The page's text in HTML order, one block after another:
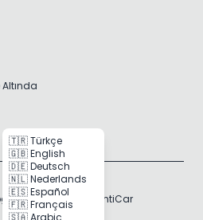
Bilişim A.Ş. | RentiCar
🇹🇷 Türkçe
🇬🇧 English
🇩🇪 Deutsch
🇳🇱 Nederlands
🇪🇸 Español
🇫🇷 Français
🇸🇦 Arabic